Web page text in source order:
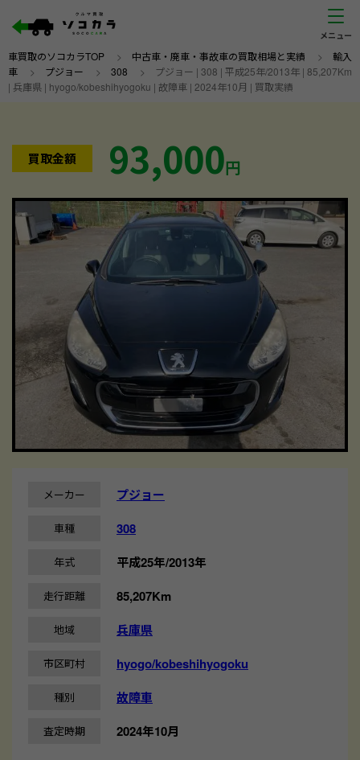
車買取のソコカラTOP > 中古車・廃車・事故車の買取相場と実績 > 輸入
車 > プジョー > 308 > プジョー | 308 | 平成25年/2013年 | 85,207Km
| 兵庫県 | hyogo/kobeshihyogoku | 故障車 | 2024年10月 | 買取実績
買取金額 93,000円
メーカー プジョー
車種 308
年式 平成25年/2013年
走行距離 85,207Km
地域 兵庫県
市区町村 hyogo/kobeshihyogoku
種別 故障車
査定時期 2024年10月